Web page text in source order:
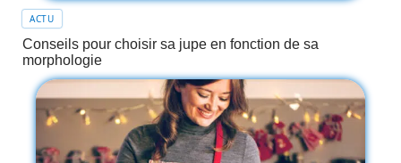
ACTU
Conseils pour choisir sa jupe en fonction de sa
morphologie